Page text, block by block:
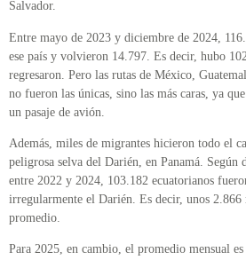
Salvador.
Entre mayo de 2023 y diciembre de 2024,
ese país y volvieron 14.797. Es decir, hubo
regresaron. Pero las rutas de México,
no fueron las únicas, sino las más caras, ya
un pasaje de avión.
Además, miles de migrantes hicieron todo el
peligrosa selva del Darién, en Panamá. Según
entre 2022 y 2024, 103.182 ecuatorianos
irregularmente el Darién. Es decir, unos 2.866
promedio.
Para 2025, en cambio, el promedio mensual